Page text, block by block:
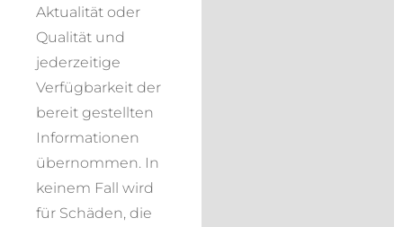
Aktualität oder
Qualität und
jederzeitige
Verfügbarkeit der
bereit gestellten
Informationen
übernommen. In
keinem Fall wird
für Schäden, die